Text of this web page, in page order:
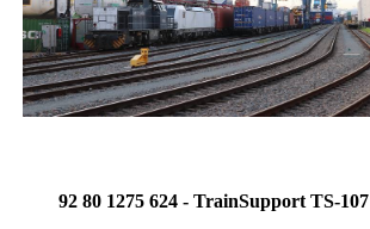
92 80 1275 624 - TrainSupport TS-107